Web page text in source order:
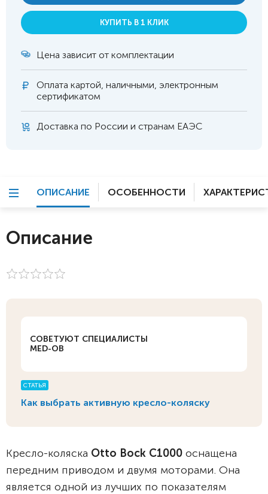
КУПИТЬ В 1 КЛИК
Цена зависит от комплектации
Оплата картой, наличными, электронным
сертификатом
Доставка по России и странам ЕАЭС
ОПИСАНИЕ ОСОБЕННОСТИ
Описание
СОВЕТУЮТ СПЕЦИАЛИСТЫ
MED-OB
СТАТЬЯ
Как выбрать активную кресло-коляску
Кресло-коляска Otto Bock С1000 оснащена
передним приводом и двумя моторами. Она
является одной из лучших по показателям